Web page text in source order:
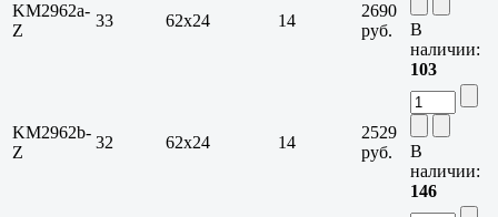
KM2962a-
Z
33 62x24 14
2690
руб.
В
наличии:
103
KM2962b-
Z
32 62x24 14
2529
руб.
В
наличии:
146